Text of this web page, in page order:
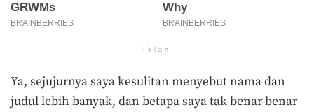
Iklan
Ya, sejujurnya saya kesulitan menyebut nama dan
judul lebih banyak, dan betapa saya tak benar-benar